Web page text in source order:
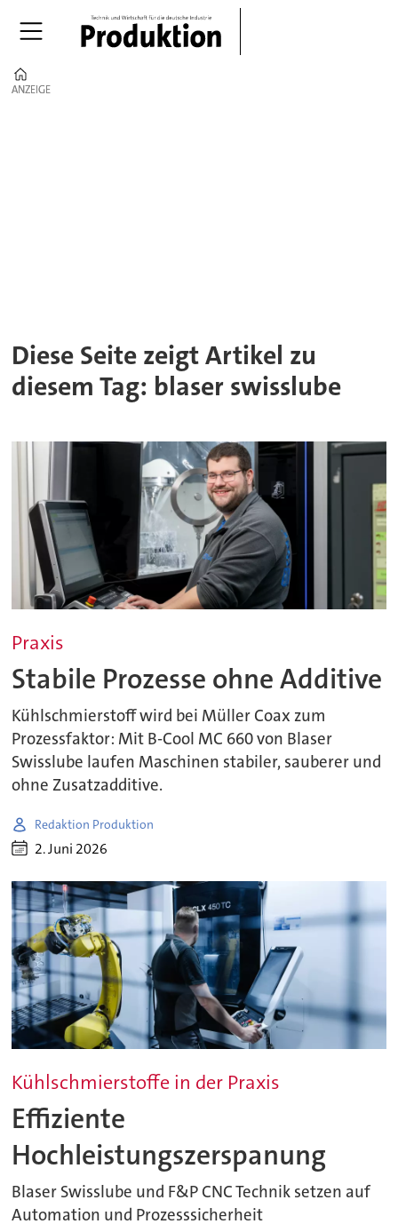
ANZEIGE
ANZEIGE
Diese Seite zeigt Artikel zu
diesem Tag: blaser swisslube
Praxis
Stabile Prozesse ohne Additive
Kühlschmierstoff wird bei Müller Coax zum
Prozessfaktor: Mit B-Cool MC 660 von Blaser
Swisslube laufen Maschinen stabiler, sauberer und
ohne Zusatzadditive.
Redaktion Produktion
2. Juni 2026
Kühlschmierstoffe in der Praxis
Effiziente
Hochleistungszerspanung
Blaser Swisslube und F&P CNC Technik setzen auf
Automation und Prozesssicherheit